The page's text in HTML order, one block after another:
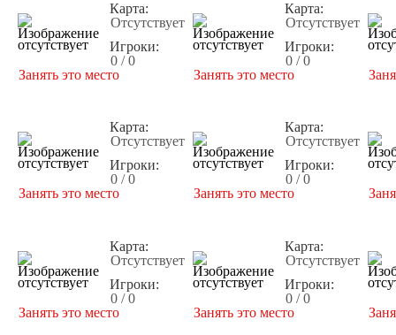
Карта:
Отсутствует
Игроки:
0 / 0
Занять это место
Карта:
Отсутствует
Игроки:
0 / 0
Занять это место
Карта:
Отсутствует
Игроки:
0 / 0
Занять это место
Карта:
Отсутствует
Игроки:
0 / 0
Занять это место
Карта:
Отсутствует
Игроки:
0 / 0
Занять это место
Карта:
Отсутствует
Игроки:
0 / 0
Занять это место